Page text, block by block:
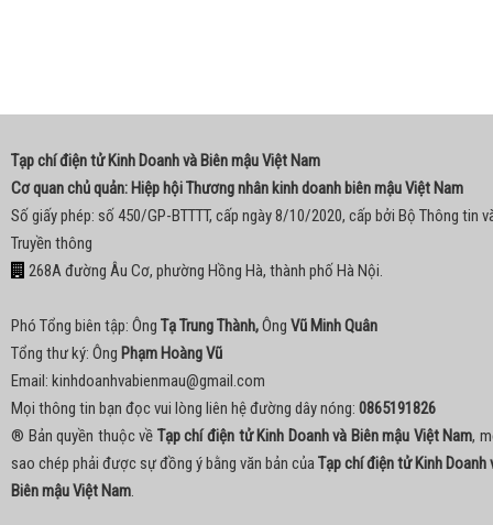
Tạp chí điện tử Kinh Doanh và Biên mậu Việt Nam
Cơ quan chủ quản: Hiệp hội Thương nhân kinh doanh biên mậu Việt Nam
Số giấy phép: số 450/GP-BTTTT, cấp ngày 8/10/2020, cấp bởi Bộ Thông tin
Truyền thông
268A đường Âu Cơ, phường Hồng Hà, thành phố Hà Nội.
Phó Tổng biên tập: Ông Tạ Trung Thành,Ông Vũ Minh Quân
Tổng thư ký: Ông Phạm Hoàng Vũ
Email: kinhdoanhvabienmau@gmail.com
Mọi thông tin bạn đọc vui lòng liên hệ đường dây nóng: 0865191826
® Bản quyền thuộc về Tạp chí điện tử Kinh Doanh và Biên mậu Việt Nam,
sao chép phải được sự đồng ý bằng văn bản củaTạp chí điện tử Kinh Doanh
Biên mậu Việt Nam.